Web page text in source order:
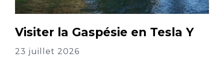
Visiter la Gaspésie en Tesla Y
23 juillet 2026